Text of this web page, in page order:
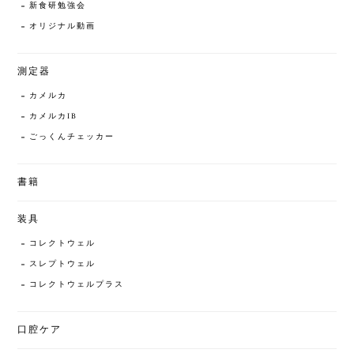
新食研勉強会
オリジナル動画
測定器
カメルカ
カメルカIB
ごっくんチェッカー
書籍
装具
コレクトウェル
スレプトウェル
コレクトウェルプラス
口腔ケア